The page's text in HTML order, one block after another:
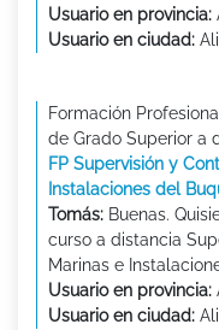
Usuario en provincia:
Usuario en ciudad:
Formación
de Grado Superior a
FP Supervisión y
Instalaciones del
Tomás: Buenas.
curso a distancia
Marinas e
Usuario en provincia:
Usuario en ciudad: